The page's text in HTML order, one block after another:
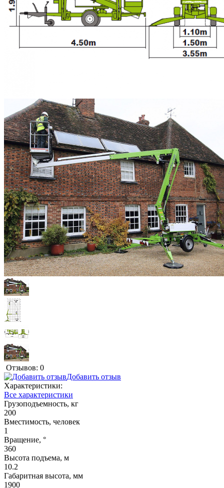
Отзывов: 0
Добавить отзыв
Характеристики:
Все характеристики
Грузоподъемность, кг
200
Вместимость, человек
1
Вращение, °
360
Высота подъема, м
10.2
Габаритная высота, мм
1900